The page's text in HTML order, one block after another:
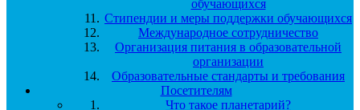
обучающихся
Стипендии и меры поддержки обучающихся
Международное сотрудничество
Организация питания в образовательной
организации
Образовательные стандарты и требования
Посетителям
Что такое планетарий?